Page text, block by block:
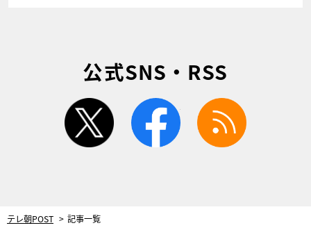
公式SNS・RSS
twitter facebook
テレ朝POST 記事一覧